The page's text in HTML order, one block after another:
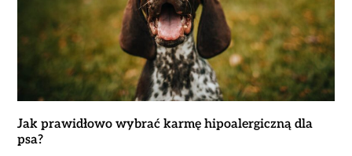
Jak prawidłowo wybrać karmę hipoalergiczną dla
psa?